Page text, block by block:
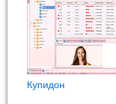
Купидон